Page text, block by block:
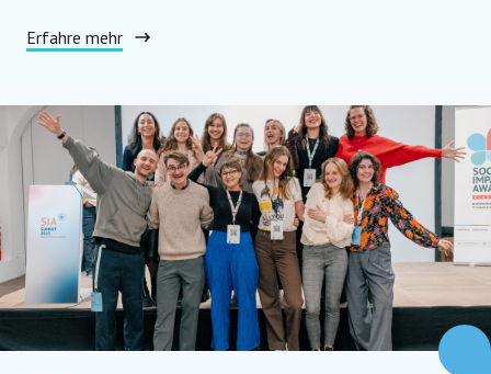
Erfahre mehr